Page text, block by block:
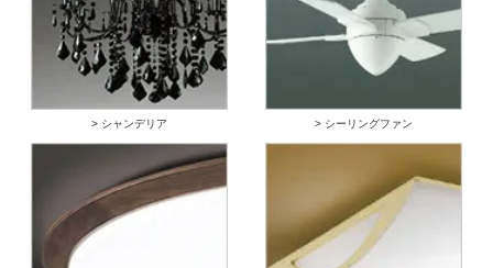
> シャンデリア > シーリングファン